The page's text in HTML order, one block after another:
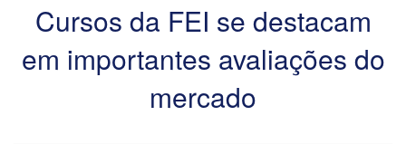
Cursos da FEI se destacam
em importantes avaliações do
mercado